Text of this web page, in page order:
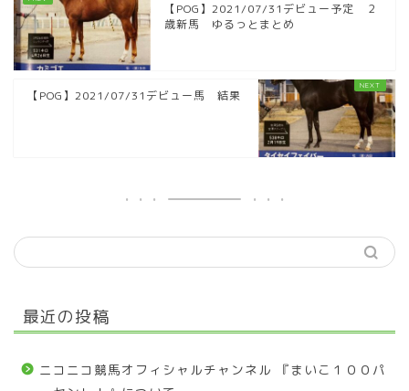
【POG】2021/07/31デビュー予定 ２
歳新馬 ゆるっとまとめ
【POG】2021/07/31デビュー馬 結果
最近の投稿
ニコニコ競馬オフィシャルチャンネル 『まいこ１００パ